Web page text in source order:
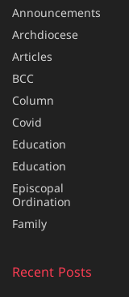
Announcements
Archdiocese
Articles
BCC
Column
Covid
Education
Education
Episcopal
Ordination
Family
Recent Posts